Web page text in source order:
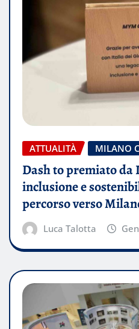
ATTUALITÀ MILANO
Dash to premiato da
inclusione e
percorso verso
Luca Talotta